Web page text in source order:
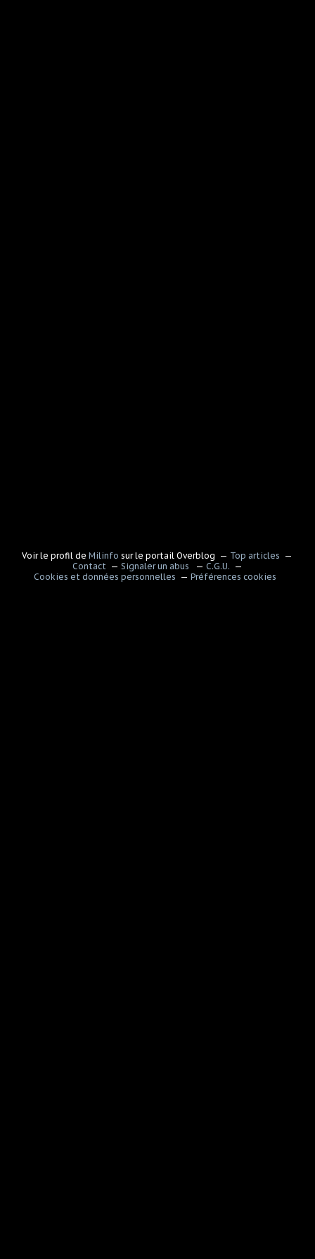
Voir le profil deMilinfo sur le portail Overblog
Top articles
Contact
Signaler un abus
C.G.U.
Cookies et données personnelles
Préférences cookies